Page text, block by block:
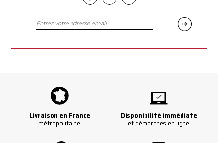
Livraison en France
métropolitaine
Disponibilité immédiate
et démarches en ligne